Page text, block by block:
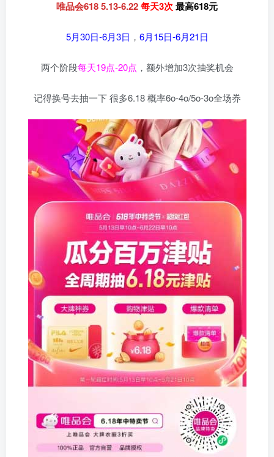
唯品会618 5.13-6.22每天3次 最高618元
5月30日-6月3日 ， 6月15日-6月21日
两个阶段每天19点-20点 ，额外增加3次抽奖机会
记得换号去抽一下 很多6.18 概率6o-4o/5o-3o全场奍